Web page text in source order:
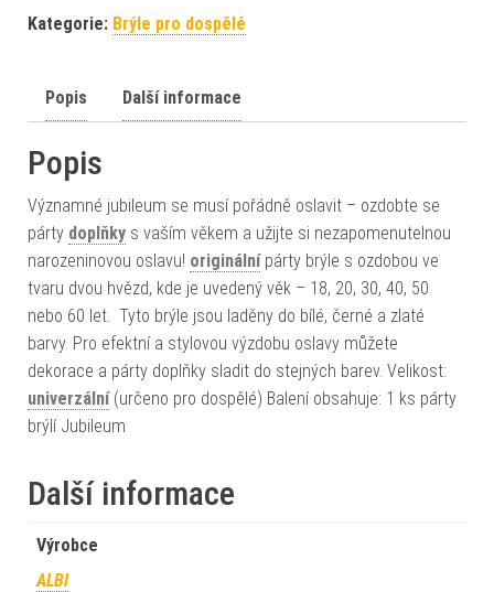
Kategorie: Brýle pro dospělé
Popis Další informace
Popis
Významné jubileum se musí pořádně oslavit – ozdobte se
párty doplňky s vaším věkem a užijte si nezapomenutelnou
narozeninovou oslavu! originálnípárty brýle s ozdobou ve
tvaru dvou hvězd, kde je uvedený věk – 18, 20, 30, 40, 50
nebo 60 let. Tyto brýle jsou laděny do bílé, černé a zlaté
barvy. Pro efektní a stylovou výzdobu oslavy můžete
dekorace a párty doplňky sladit do stejných barev. Velikost:
univerzální(určeno pro dospělé) Balení obsahuje: 1 ks párty
brýlí Jubileum
Další informace
Výrobce
ALBI